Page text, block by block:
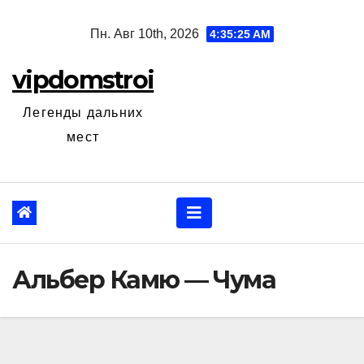
Пн. Авг 10th, 2026 4:35:26 AM
vipdomstroi
Легенды дальних
мест
Альбер Камю — Чума